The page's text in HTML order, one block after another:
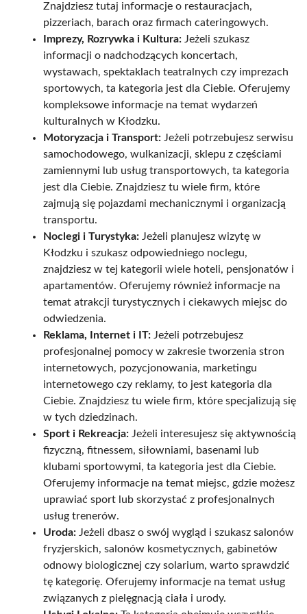
Znajdziesz tutaj informacje o restauracjach,
pizzeriach, barach oraz firmach cateringowych.
Imprezy, Rozrywka i Kultura: Jeżeli szukasz
informacji o nadchodzących koncertach,
wystawach, spektaklach teatralnych czy imprezach
sportowych, ta kategoria jest dla Ciebie. Oferujemy
kompleksowe informacje na temat wydarzeń
kulturalnych w Kłodzku.
Motoryzacja i Transport: Jeżeli potrzebujesz serwisu
samochodowego, wulkanizacji, sklepu z częściami
zamiennymi lub usług transportowych, ta kategoria
jest dla Ciebie. Znajdziesz tu wiele firm, które
zajmują się pojazdami mechanicznymi i organizacją
transportu.
Noclegi i Turystyka: Jeżeli planujesz wizytę w
Kłodzku i szukasz odpowiedniego noclegu,
znajdziesz w tej kategorii wiele hoteli, pensjonatów i
apartamentów. Oferujemy również informacje na
temat atrakcji turystycznych i ciekawych miejsc do
odwiedzenia.
Reklama, Internet i IT: Jeżeli potrzebujesz
profesjonalnej pomocy w zakresie tworzenia stron
internetowych, pozycjonowania, marketingu
internetowego czy reklamy, to jest kategoria dla
Ciebie. Znajdziesz tu wiele firm, które specjalizują się
w tych dziedzinach.
Sport i Rekreacja: Jeżeli interesujesz się aktywnością
fizyczną, fitnessem, siłowniami, basenami lub
klubami sportowymi, ta kategoria jest dla Ciebie.
Oferujemy informacje na temat miejsc, gdzie możesz
uprawiać sport lub skorzystać z profesjonalnych
usług trenerów.
Uroda: Jeżeli dbasz o swój wygląd i szukasz salonów
fryzjerskich, salonów kosmetycznych, gabinetów
odnowy biologicznej czy solarium, warto sprawdzić
tę kategorię. Oferujemy informacje na temat usług
związanych z pielęgnacją ciała i urody.